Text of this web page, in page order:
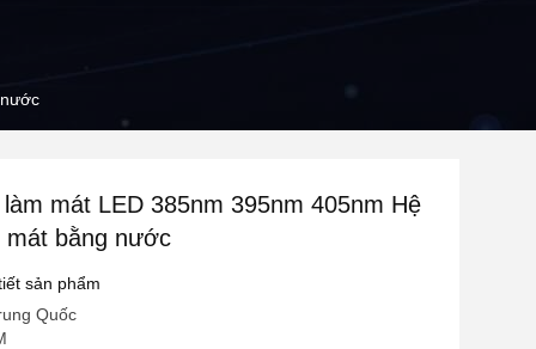
mát LED 385nm 395nm 405nm Hệ
mát bằng nước
sản phẩm
Quốc